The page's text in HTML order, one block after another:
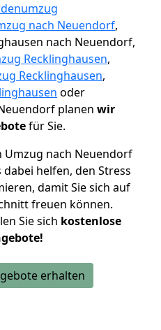
nach Neuendorf,
nach Neuendorf,
Recklinghausen,
Recklinghausen,
oder
planen wir
für Sie.
nach Neuendorf
helfen, den Stress
damit Sie sich auf
freuen können.
Sie sich kostenlose
erhalten